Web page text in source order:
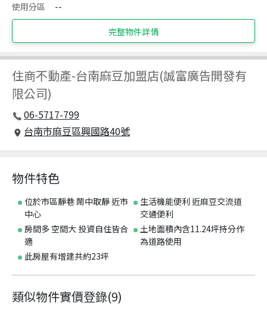
使用分區
--
完整物件詳情
住商不動產-台南麻豆加盟店(誠富廣告開發有
限公司)
06-5717-799
台南市麻豆區興國路40號
物件特色
位於市區靜巷 鬧中取靜 近市
中心
生活機能便利 近麻豆交流道
交通便利
房間多 空間大 投資自住皆合
適
土地面積內含11.24坪持分作
為道路使用
此房屋有增建共約23坪
類似物件實價登錄(9)